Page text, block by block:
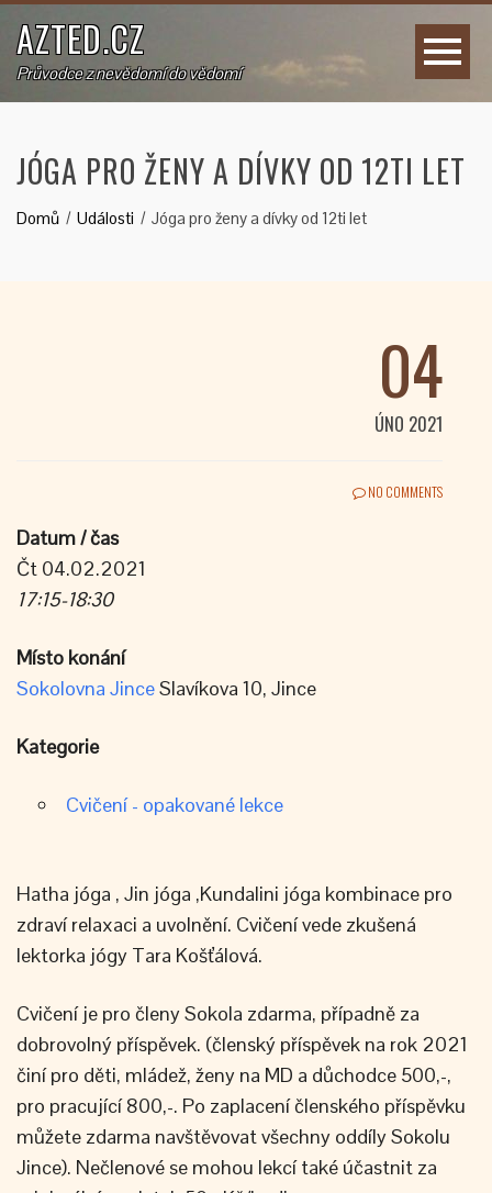
AZTED.CZ
Průvodce z nevědomí do vědomí
JÓGA PRO ŽENY A DÍVKY OD 12TI LET
Domů Události Jóga pro ženy a dívky od 12ti let
04
ÚNO 2021
NO COMMENTS
Datum / čas
Čt 04.02.2021
17:15-18:30
Místo konání
Sokolovna JinceSlavíkova 10, Jince
Kategorie
Cvičení - opakované lekce
Hatha jóga , Jin jóga ,Kundalini jóga kombinace pro
zdraví relaxaci a uvolnění. Cvičení vede zkušená
lektorka jógy Tara Košťálová.
Cvičení je pro členy Sokola zdarma, případně za
dobrovolný příspěvek. (členský příspěvek na rok 2021
činí pro děti, mládež, ženy na MD a důchodce 500,-,
pro pracující 800,-. Po zaplacení členského příspěvku
můžete zdarma navštěvovat všechny oddíly Sokolu
Jince). Nečlenové se mohou lekcí také účastnit za